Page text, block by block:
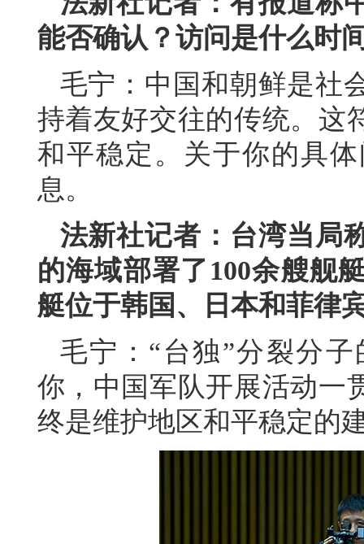
能否确认？访问是什么时
毛宁：中国和朝鲜是社
持着友好交往的传统。这
和平稳定。关于你的具
息。
法新社记者：台湾当局
的海域部署了100余艘舰
艇位于韩国、日本和菲律
毛宁：“台独”分裂分
你，中国军队开展活动一
终是维护地区和平稳定的